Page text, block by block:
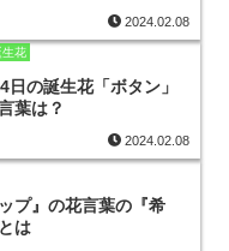
2024.02.08
生花
日の誕生花「ボタン」
葉は？
2024.02.08
ップ』の花言葉の『希
は